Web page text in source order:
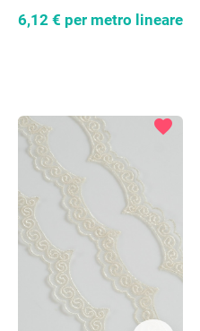
6,12 € per metro lineare
favorite